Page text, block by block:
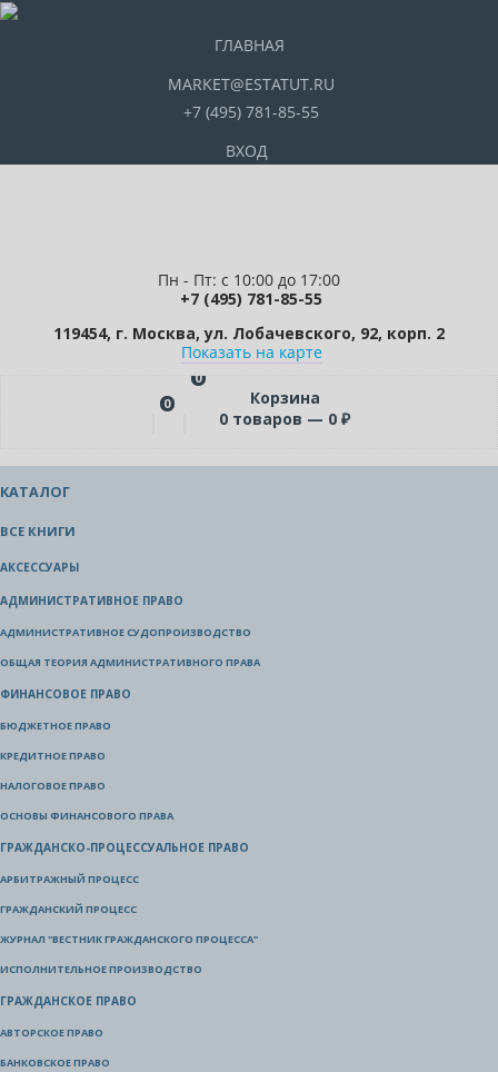
ГЛАВНАЯ
MARKET@ESTATUT.RU
+7 (495) 781-85-55
ВХОД
Пн - Пт: с 10:00 до 17:00
+7 (495) 781-85-55
119454, г. Москва, ул. Лобачевского, 92, корп. 2
Показать на карте
0
0
Корзина
0 товаров — 0 ₽
КАТАЛОГ
ВСЕ КНИГИ
АКСЕССУАРЫ
АДМИНИСТРАТИВНОЕ ПРАВО
АДМИНИСТРАТИВНОЕ СУДОПРОИЗВОДСТВО
ОБЩАЯ ТЕОРИЯ АДМИНИСТРАТИВНОГО ПРАВА
ФИНАНСОВОЕ ПРАВО
БЮДЖЕТНОЕ ПРАВО
КРЕДИТНОЕ ПРАВО
НАЛОГОВОЕ ПРАВО
ОСНОВЫ ФИНАНСОВОГО ПРАВА
ГРАЖДАНСКО-ПРОЦЕССУАЛЬНОЕ ПРАВО
АРБИТРАЖНЫЙ ПРОЦЕСС
ГРАЖДАНСКИЙ ПРОЦЕСС
ЖУРНАЛ "ВЕСТНИК ГРАЖДАНСКОГО ПРОЦЕССА"
ИСПОЛНИТЕЛЬНОЕ ПРОИЗВОДСТВО
ГРАЖДАНСКОЕ ПРАВО
АВТОРСКОЕ ПРАВО
БАНКОВСКОЕ ПРАВО